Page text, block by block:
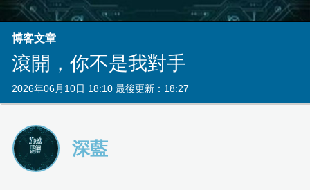
博客文章
滾開，你不是我對手
2026年06月10日 18:10 最後更新：18:27
深藍